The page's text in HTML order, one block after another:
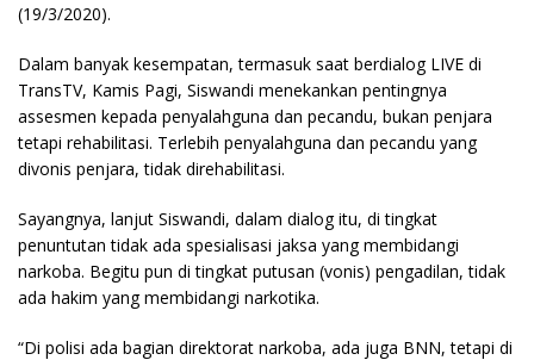
(19/3/2020).
Dalam banyak kesempatan, termasuk saat berdialog LIVE di
TransTV, Kamis Pagi, Siswandi menekankan pentingnya
assesmen kepada penyalahguna dan pecandu, bukan penjara
tetapi rehabilitasi. Terlebih penyalahguna dan pecandu yang
divonis penjara, tidak direhabilitasi.
Sayangnya, lanjut Siswandi, dalam dialog itu, di tingkat
penuntutan tidak ada spesialisasi jaksa yang membidangi
narkoba. Begitu pun di tingkat putusan (vonis) pengadilan, tidak
ada hakim yang membidangi narkotika.
“Di polisi ada bagian direktorat narkoba, ada juga BNN, tetapi di